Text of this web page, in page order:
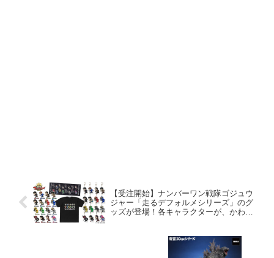
【受注開始】ナンバーワン戦隊ゴジュウ
ジャー「走るデフォルメシリーズ」のグ
ッズが登場！各キャラクターが、かわい